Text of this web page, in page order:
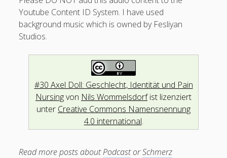
#02 Thomas Schaack: Christentum – Leiden und Schmerz am
Kreuz
#01 Matthias Grimme: Sadomasochismus, Schmerz, Lust und
#00 Ciara Demontaño: Die Philippinen – Community Health
Nurses, Hilot und Metamizol
Betreff
Ihre Nachricht
Youtube Content ID System. I have used
background music which is owned by Fesliyan
Studios.
#30 Axel Doll: Geschlecht, Identität und Pain
Nursingvon Nils Wommelsdorfist lizenziert
unter Creative Commons Namensnennung
4.0 international.
Read more posts aboutPodcastorSchmerz